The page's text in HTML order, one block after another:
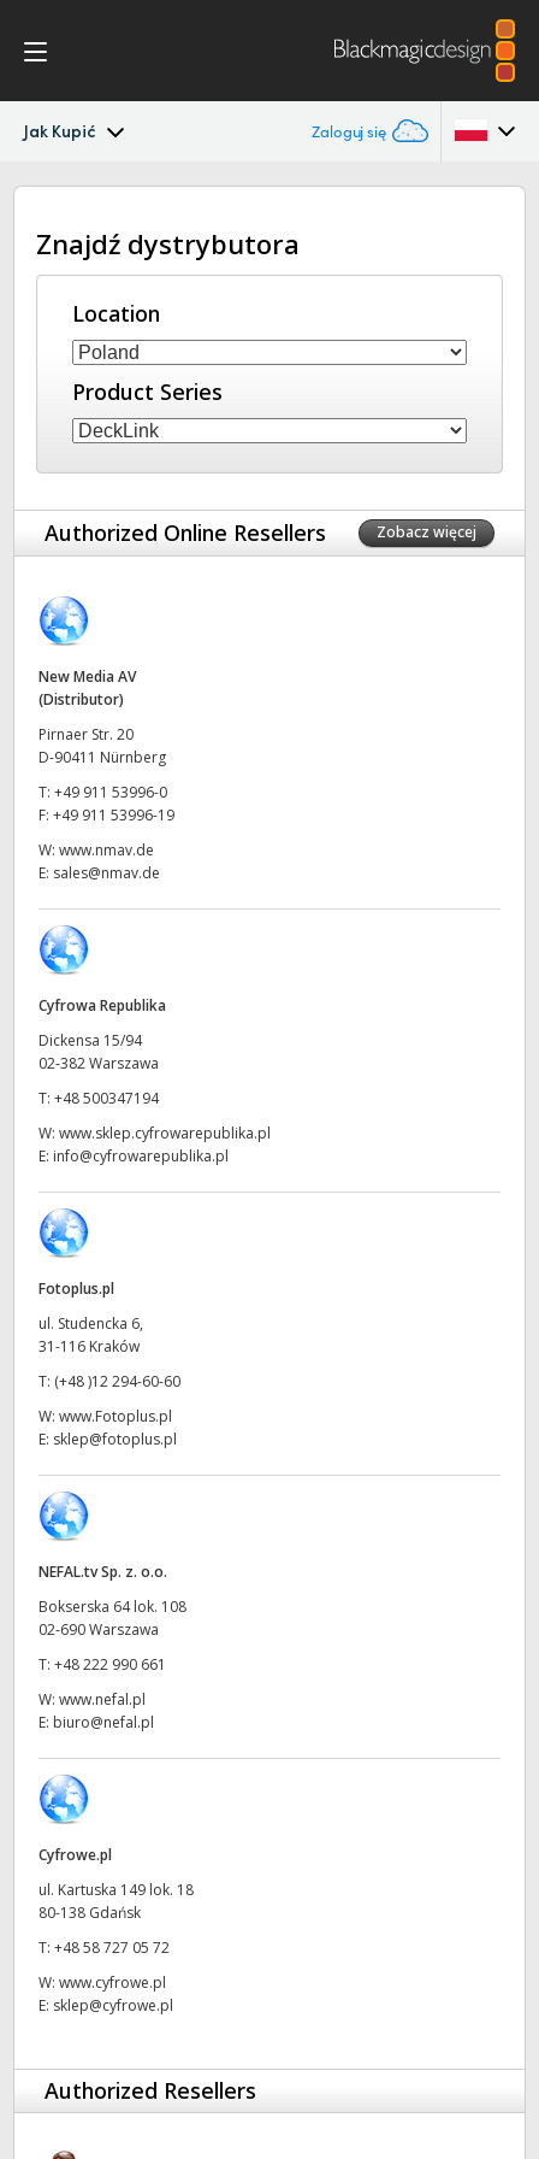
Jak Kupić Zaloguj się
DeckLink IP
SpecyfikacjeAustralia
Austria
Brazil
Canada
Denmark
Finland
Germany
India
Italy
Japan
New Zealand
Portugal
Singapore
South Africa
Spain
Turkey
Ukraine
United Kingdom
Znajdź dystrybutora
Location
Product Series
Authorized Online Resellers Zobacz więcej
New Media AV
(Distributor)
Pirnaer Str. 20
D-90411 Nürnberg
T: +49 911 53996-0
F: +49 911 53996-19
W: www.nmav.de
E: sales@nmav.de
Cyfrowa Republika
Dickensa 15/94
02-382 Warszawa
T: +48 500347194
W: www.sklep.cyfrowarepublika.pl
E: info@cyfrowarepublika.pl
Fotoplus.pl
ul. Studencka 6,
31-116 Kraków
T: (+48 )12 294-60-60
W: www.Fotoplus.pl
E: sklep@fotoplus.pl
NEFAL.tv Sp. z. o.o.
Bokserska 64 lok. 108
02-690 Warszawa
T: +48 222 990 661
W: www.nefal.pl
E: biuro@nefal.pl
Cyfrowe.pl
ul. Kartuska 149 lok. 18
80-138 Gdańsk
T: +48 58 727 05 72
W: www.cyfrowe.pl
E: sklep@cyfrowe.pl
Authorized Resellers